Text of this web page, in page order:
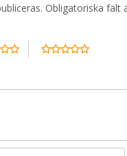
Obligatoriska fält